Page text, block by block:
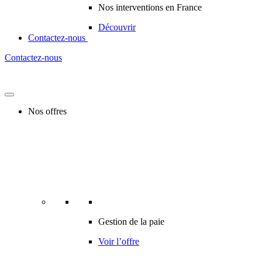
Nos interventions en France
Découvrir
Contactez-nous
Contactez-nous
Nos offres
Gestion de la paie
Voir l’offre